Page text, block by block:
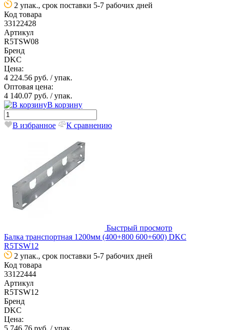
2 упак., срок поставки 5-7 рабочих дней
Код товара
33122428
Артикул
R5TSW08
Бренд
DKC
Цена:
4 224.56 руб. / упак.
Оптовая цена:
4 140.07 руб. / упак.
В корзину
В избранное К сравнению
Быстрый просмотр
Балка транспортная 1200мм (400+800 600+600) DKC
R5TSW12
2 упак., срок поставки 5-7 рабочих дней
Код товара
33122444
Артикул
R5TSW12
Бренд
DKC
Цена: